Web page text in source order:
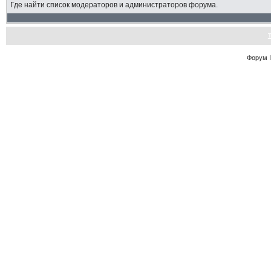
Где найти список модераторов и администраторов форума.
Форум